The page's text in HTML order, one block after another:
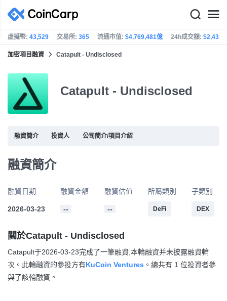
虛擬幣: 43,529 交易所: 365 流通市值: $4,769,481億 24h成交額: $2,435
加密項目融資 Catapult - Undisclosed
Catapult - Undisclosed
融資簡介 投資人 公司簡介/項目介紹
融資簡介
融資日期
2026-03-23
融資金額
--
融資估值
--
所屬類別
DeFi
子類別
DEX
關於Catapult - Undisclosed
Catapult于2026-03-23完成了一筆融資,本輪融資并未披露融資輪
次。此輪融資的參投方有KuCoin Ventures 。總共有 1 位投資者參
與了該輪融資。